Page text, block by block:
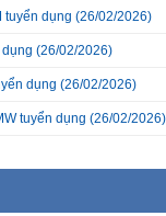
tuyển dụng (26/02/2026)
(26/02/2026)
dụng (26/02/2026)
tuyển dụng (26/02/2026)